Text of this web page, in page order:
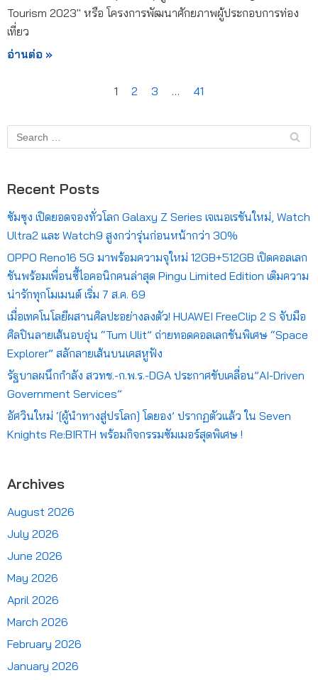
Tourism 2023″ หรือ โครงการพัฒนาศักยภาพผู้ประกอบการท่อง
เที่ยว
อ่านต่อ »
1 2 3 … 41
Recent Posts
ซัมซุง เปิดยอดจองทั่วโลก Galaxy Z Series เจเนอเรชันใหม่, Watch
Ultra2 และ Watch9 สูงกว่ารุ่นก่อนหน้ากว่า 30%
OPPO Reno16 5G มาพร้อมความจุใหม่ 12GB+512GB เปิดคอลเลก
ชันพร้อมเพื่อนซี้ไอคอนิกคนล่าสุด Pingu Limited Edition เติมความ
น่ารักทุกโมเมนต์ เริ่ม 7 ส.ค. 69
เมื่อเทคโนโลยีผสานศิลปะอย่างลงตัว! HUAWEI FreeClip 2 S จับมือ
ศิลปินลายเส้นอบอุ่น “Tum Ulit” ถ่ายทอดคอลเลกชันพิเศษ “Space
Explorer” สลักลายเส้นบนเคสหูฟัง
รัฐบาลผนึกกำลัง สวทช.-ก.พ.ร.-DGA ประกาศขับเคลื่อน”AI-Driven
Government Services”
อัศวินใหม่ ‘[ผู้นำทางสู่ปรโลก] โดยอง’ ปรากฏตัวแล้ว ใน Seven
Knights Re:BIRTH พร้อมกิจกรรมซัมเมอร์สุดพิเศษ !
Archives
August 2026
July 2026
June 2026
May 2026
April 2026
March 2026
February 2026
January 2026